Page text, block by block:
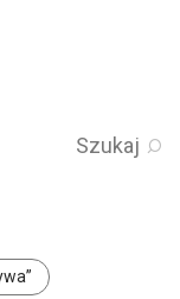
Szukaj